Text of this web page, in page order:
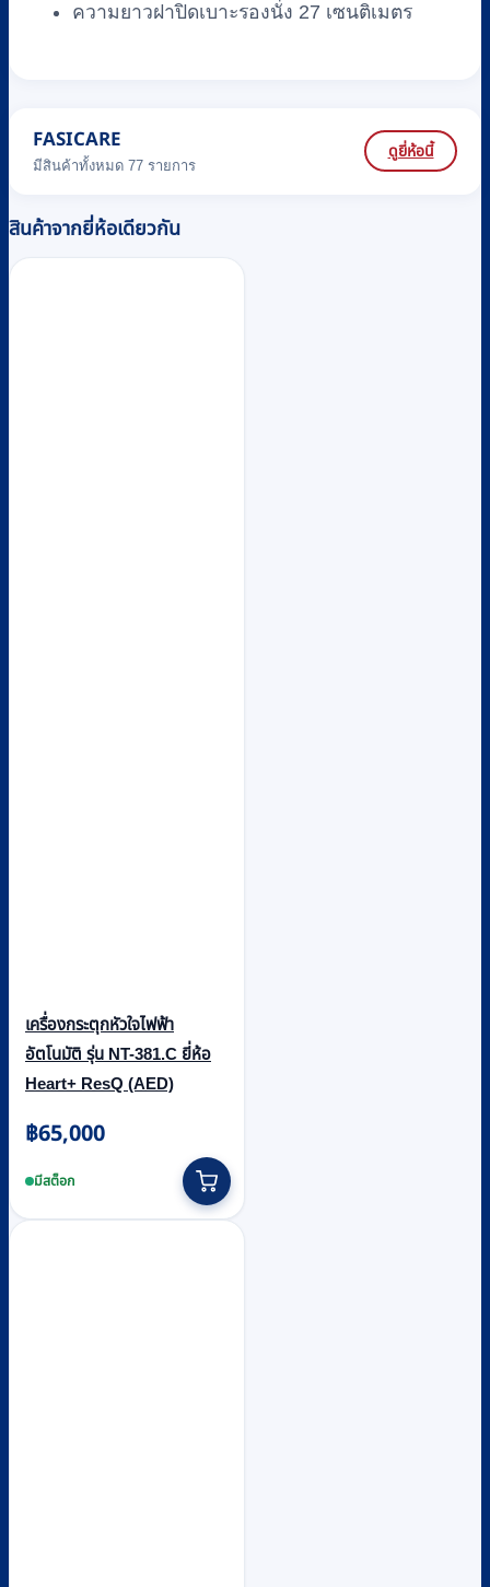
ความยาวฝาปิดเบาะรองนั่ง 27 เซนติเมตร
FASICARE
มีสินค้าทั้งหมด 77 รายการ
ดูยี่ห้อนี้
สินค้าจากยี่ห้อเดียวกัน
เครื่องกระตุกหัวใจไฟฟ้า
อัตโนมัติ รุ่น NT-381.C ยี่ห้อ
Heart+ ResQ (AED)
฿65,000
มีสต็อก